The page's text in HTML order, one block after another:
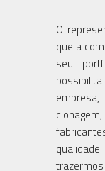
O
que a
seu